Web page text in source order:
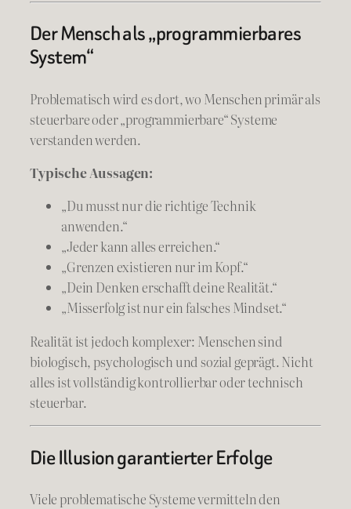
Der Mensch als „programmierbares
System“
Problematisch wird es dort, wo Menschen primär als
steuerbare oder „programmierbare“ Systeme
verstanden werden.
Typische Aussagen:
„Du musst nur die richtige Technik
anwenden.“
„Jeder kann alles erreichen.“
„Grenzen existieren nur im Kopf.“
„Dein Denken erschafft deine Realität.“
„Misserfolg ist nur ein falsches Mindset.“
Realität ist jedoch komplexer: Menschen sind
biologisch, psychologisch und sozial geprägt. Nicht
alles ist vollständig kontrollierbar oder technisch
steuerbar.
Die Illusion garantierter Erfolge
Viele problematische Systeme vermitteln den